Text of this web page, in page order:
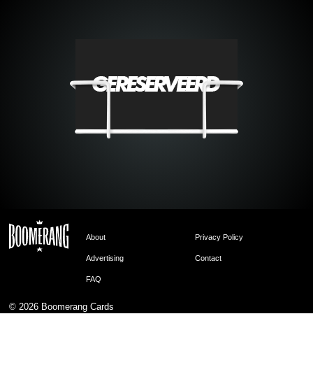
About Privacy Policy
Advertising Contact
FAQ
© 2026 Boomerang Cards